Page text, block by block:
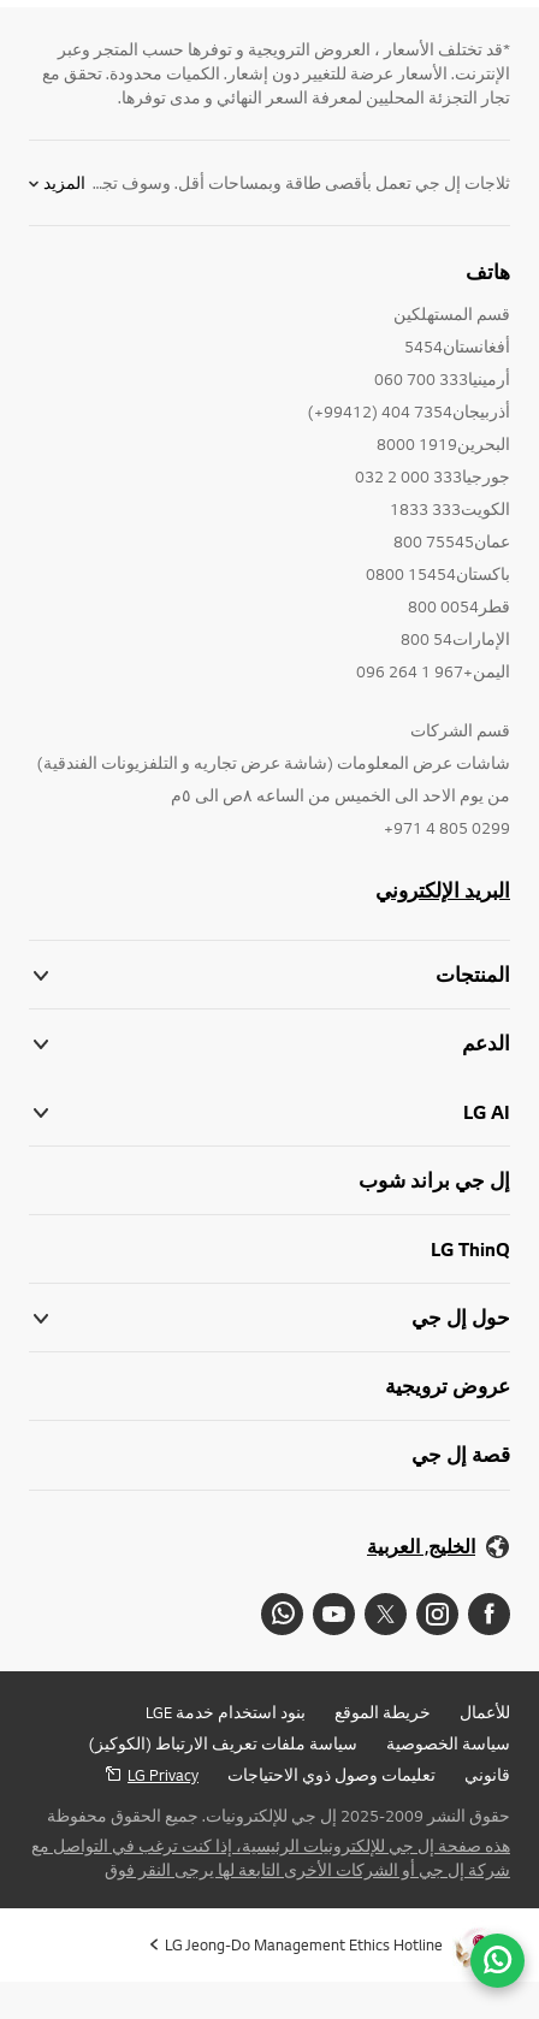
*قد تختلف الأسعار ، العروض الترويجية و توفرها حسب المتجر وعبر
الإنترنت. الأسعار عرضة للتغيير دون إشعار. الكميات محدودة. تحقق مع
تجار التجزئة المحليين لمعرفة السعر النهائي و مدى توفرها.
ثلاجات إل جي تعمل بأقصى طاقة وبمساحات أقل. وسوف تجد ميزات مثل سهولة الوصول إلى لوحات الضبط الرقمية، وضبط إعدادات درجة الحرارة و إلى لوحة اليد للتحكم ولمسة ميني بار الخاصة. نقدم لكم موديلات برادات و فريزر بأفضل المميزات لتحافظ على طعام طازج وتجعل الحياة أسهل. يمكنكم مشاهدة المزيد
هاتف
قسم المستهلكين
أفغانستان5454
أرمينيا333 700 060
أذربيجان7354 404 (99412+)
البحرين1919 8000
جورجيا333 000 2 032
الكويت333 1833
عمان75545 800
باكستان15454 0800
قطر0054 800
الإمارات54 800
اليمن+967 1 264 096
قسم الشركات
شاشات عرض المعلومات (شاشة عرض تجاريه و التلفزيونات الفندقية)
من يوم الاحد الى الخميس من الساعه ٨ص الى ٥م
0299 805 4 971+
البريد الإلكتروني
المنتجات
الدعم
LG AI
إل جي براند شوب
LG ThinQ
حول إل جي
عروض ترويجية
قصة إل جي
الخليج, العربية
للأعمال خريطة الموقع
بنود استخدام خدمة LGE
سياسة الخصوصية
سياسة ملفات تعريف الارتباط (الكوكيز)
قانوني
تعليمات وصول ذوي الاحتياجات
LG Privacy
حقوق النشر 2009-2025 إل جي للإلكترونيات. جميع الحقوق محفوظة
هذه صفحة إل جي للإلكترونيات الرئيسية، إذا كنت ترغب في التواصل مع
شركة إل جي أو الشركات الأخرى التابعة لها يرجى النقر فوق
LG Jeong-Do Management Ethics Hotline